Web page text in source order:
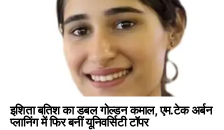
इशिता बतिश का डबल गोल्डन कमाल, एम.टेक अर्बन
प्लानिंग में फिर बनीं यूनिवर्सिटी टॉपर